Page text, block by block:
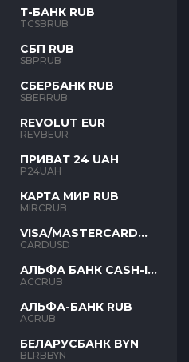
Т-БАНК RUB
TCSBRUB
СБП RUB
SBPRUB
СБЕРБАНК RUB
SBERRUB
REVOLUT EUR
REVBEUR
ПРИВАТ 24 UAH
P24UAH
КАРТА МИР RUB
MIRCRUB
VISA/MASTERCARD
USD
CARDUSD
АЛЬФА БАНК CASH-IN
RUB
ACCRUB
АЛЬФА-БАНК RUB
ACRUB
БЕЛАРУСБАНК BYN
BLRBBYN